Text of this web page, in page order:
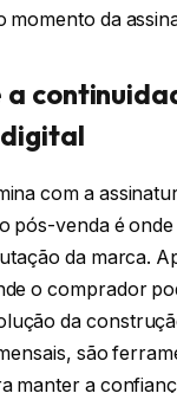
momento da
a
com a
pós-venda é
da marca.
o comprador
da
são
manter a